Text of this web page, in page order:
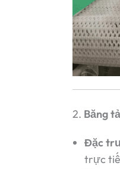
2. Băng
Đặc
trực